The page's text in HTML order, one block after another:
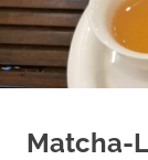
Matcha-